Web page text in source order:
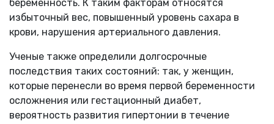
беременность. К таким факторам относятся
избыточный вес, повышенный уровень сахара в
крови, нарушения артериального давления.
Ученые также определили долгосрочные
последствия таких состояний: так, у женщин,
которые перенесли во время первой беременности
осложнения или гестационный диабет,
вероятность развития гипертонии в течение